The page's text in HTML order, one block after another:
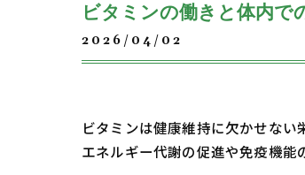
ビタミンの働きと体内で
2026/04/02
ビタミンは健康維持に欠かせない
エネルギー代謝の促進や免疫機能